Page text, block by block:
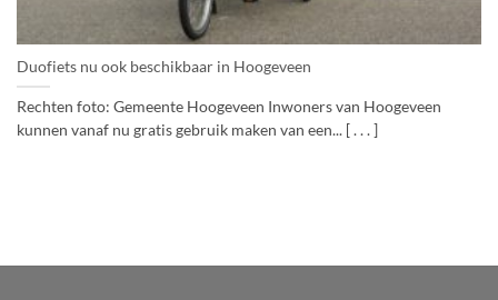
Duofiets nu ook beschikbaar in Hoogeveen
Rechten foto: Gemeente Hoogeveen Inwoners van Hoogeveen
kunnen vanaf nu gratis gebruik maken van een... [ . . . ]